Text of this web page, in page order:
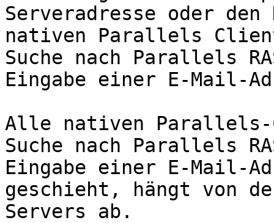
Serveradresse oder den
nativen Parallels
Suche nach Parallels
Eingabe einer E-Mail-
Alle nativen
Suche nach Parallels
Eingabe einer E-Mail-
geschieht, hängt von
Servers ab.